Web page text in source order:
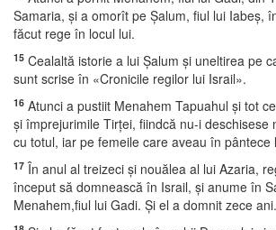
Samaria, şi a omorît pe Şalum, fiul lui Iabeş,
făcut rege în locul lui.
15 Cealaltă istorie a lui Şalum şi uneltirea pe
sunt scrise în «Cronicile regilor lui Israil».
16 Atunci a pustiit Menahem Tapuahul şi tot
şi împrejurimile Tirţei, fiindcă nu-i deschisese
cu totul, iar pe femeile care aveau în pântece
17 În anul al treizeci şi nouălea al lui Azaria,
început să domnească în Israil, şi anume în
Menahem,fiul lui Gadi. Şi el a domnit zece ani.